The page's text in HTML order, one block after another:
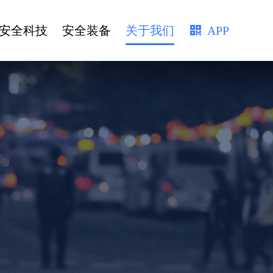
全科技 安全装备 关于我们 APP